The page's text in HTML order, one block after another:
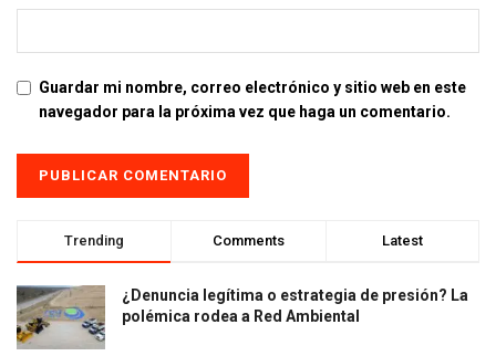
Guardar mi nombre, correo electrónico y sitio web en este
navegador para la próxima vez que haga un comentario.
Trending Comments Latest
¿Denuncia legítima o estrategia de presión? La
polémica rodea a Red Ambiental